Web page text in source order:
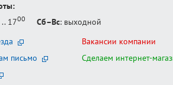
.. 1700 Сб–Вс: выходной
письмо
Вакансии компании
Сделаем интернет-